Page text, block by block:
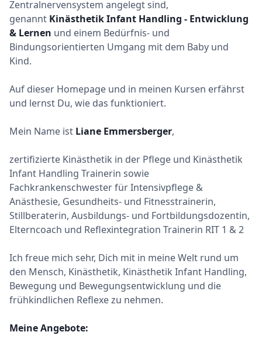
Zentralnervensystem angelegt sind,
genannt Kinästhetik Infant Handling - Entwicklung
& Lernen und einem Bedürfnis- und
Bindungsorientierten Umgang mit dem Baby und
Kind.
Auf dieser Homepage und in meinen Kursen erfährst
und lernst Du, wie das funktioniert.
Mein Name ist Liane Emmersberger,
zertifizierte Kinästhetik in der Pflege und Kinästhetik
Infant Handling Trainerin sowie
Fachkrankenschwester für Intensivpflege &
Anästhesie, Gesundheits- und Fitnesstrainerin,
Stillberaterin, Ausbildungs- und Fortbildungsdozentin,
Elterncoach und Reflexintegration Trainerin RIT 1 & 2
Ich freue mich sehr, Dich mit in meine Welt rund um
den Mensch, Kinästhetik, Kinästhetik Infant Handling,
Bewegung und Bewegungsentwicklung und die
frühkindlichen Reflexe zu nehmen.
Meine Angebote: